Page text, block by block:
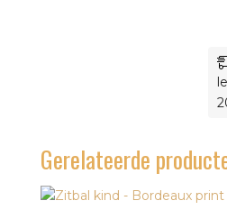
Gerelateerde